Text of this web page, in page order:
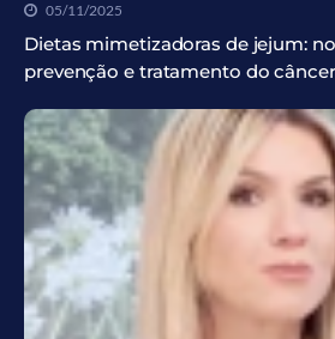
05/11/2025
Dietas mimetizadoras de jejum:
prevenção e tratamento do